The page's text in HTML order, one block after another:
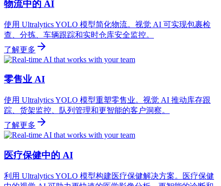
物流中的 AI
使用 Ultralytics YOLO 模型简化物流。视觉 AI 可实现包裹检
查、分拣、车辆跟踪和实时仓库安全监控。
了解更多
零售业 AI
使用 Ultralytics YOLO 模型重塑零售业。视觉 AI 推动库存跟
踪、货架监控、队列管理和更智能的客户洞察。
了解更多
医疗保健中的 AI
利用 Ultralytics YOLO 模型构建医疗保健解决方案。医疗保健